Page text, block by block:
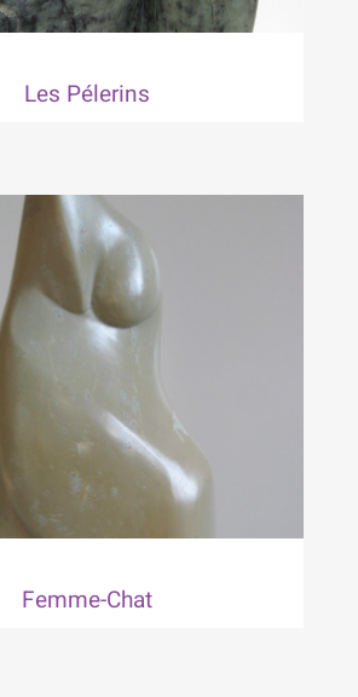
Les Pélerins
Femme-Chat